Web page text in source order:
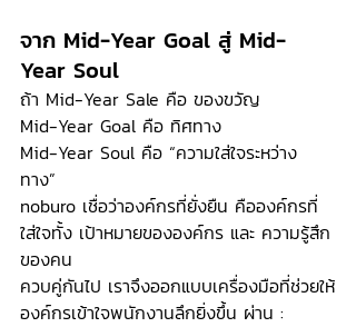
จาก Mid-Year Goal สู่ Mid-
Year Soul
ถ้า Mid-Year Sale คือ ของขวัญ
Mid-Year Goal คือ ทิศทาง
Mid-Year Soul คือ “ความใส่ใจระหว่าง
ทาง”
noburo เชื่อว่าองค์กรที่ยั่งยืน คือองค์กรที่
ใส่ใจทั้ง เป้าหมายขององค์กร และ ความรู้สึก
ของคน
ควบคู่กันไป เราจึงออกแบบเครื่องมือที่ช่วยให้
องค์กรเข้าใจพนักงานลึกยิ่งขึ้น ผ่าน :